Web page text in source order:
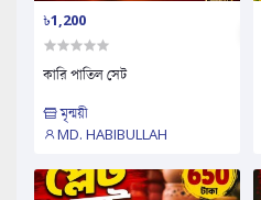
৳1,200
কারি পাতিল সেট
মৃন্ময়ী
MD. HABIBULLAH